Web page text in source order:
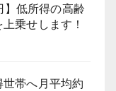
】低所得の高齢
乗せします！
世帯へ月平均約